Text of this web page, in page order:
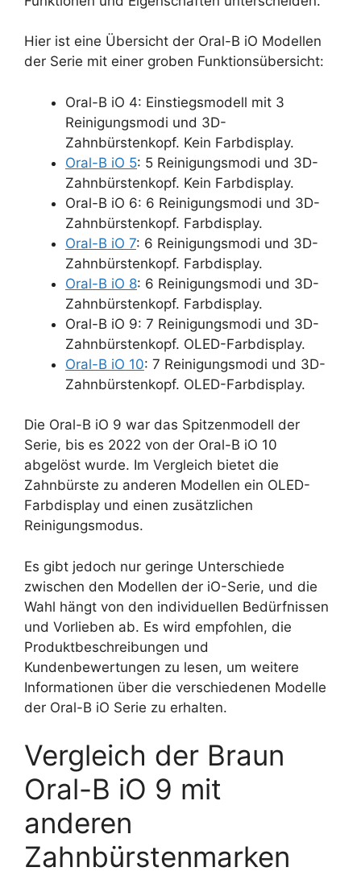
Hier ist eine Übersicht der Oral-B iO Modellen
der Serie mit einer groben Funktionsübersicht:
Oral-B iO 4: Einstiegsmodell mit 3
Reinigungsmodi und 3D-
Zahnbürstenkopf. Kein Farbdisplay.
Oral-B iO 5: 5 Reinigungsmodi und 3D-
Zahnbürstenkopf. Kein Farbdisplay.
Oral-B iO 6: 6 Reinigungsmodi und 3D-
Zahnbürstenkopf. Farbdisplay.
Oral-B iO 7: 6 Reinigungsmodi und 3D-
Zahnbürstenkopf. Farbdisplay.
Oral-B iO 8: 6 Reinigungsmodi und 3D-
Zahnbürstenkopf. Farbdisplay.
Oral-B iO 9: 7 Reinigungsmodi und 3D-
Zahnbürstenkopf. OLED-Farbdisplay.
Oral-B iO 10: 7 Reinigungsmodi und 3D-
Zahnbürstenkopf. OLED-Farbdisplay.
Die Oral-B iO 9 war das Spitzenmodell der
Serie, bis es 2022 von der Oral-B iO 10
abgelöst wurde. Im Vergleich bietet die
Zahnbürste zu anderen Modellen ein OLED-
Farbdisplay und einen zusätzlichen
Reinigungsmodus.
Es gibt jedoch nur geringe Unterschiede
zwischen den Modellen der iO-Serie, und die
Wahl hängt von den individuellen Bedürfnissen
und Vorlieben ab. Es wird empfohlen, die
Produktbeschreibungen und
Kundenbewertungen zu lesen, um weitere
Informationen über die verschiedenen Modelle
der Oral-B iO Serie zu erhalten.
Vergleich der Braun
Oral-B iO 9 mit
anderen
Zahnbürstenmarken